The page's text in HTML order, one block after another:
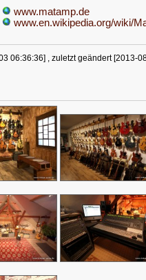
www.matamp.de
www.en.wikipedia.org/wiki/
06:36:36] , zuletzt geändert [2013-